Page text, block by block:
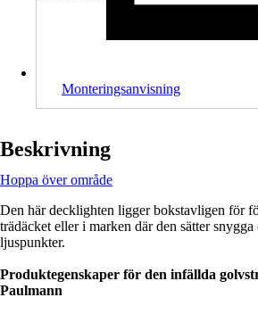
Monteringsanvisning
Beskrivning
Hoppa över område
Den här decklighten ligger bokstavligen för
trädäcket eller i marken där den sätter
ljuspunkter.
Produktegenskaper för den infällda
Paulmann